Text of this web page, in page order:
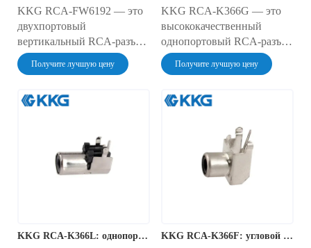
KKG RCA-FW6192 — это
двухпортовый
вертикальный RCA-разъем
типа «мама»,
предназначенный для
аудиоприложений с
компонент для монтажа в
отверстия имеет цветовую
маркировку (красный и
компактное соединение с
Получите лучшую цену
KKG RCA-K366G — это
высококачественный
однопортовый RCA-разъем
типа «мама»,
предназначенный для
печатные платы. Этот
компактной угловой
ориентацией, прочной
конструкцией для монтажа
в отверстия и изолятором
Получите лучшую цену
KKG RCA-K366L: однопортовый сквозной разъем RCA KKG RCA-K366F: угловой однопортовый разъем RCA